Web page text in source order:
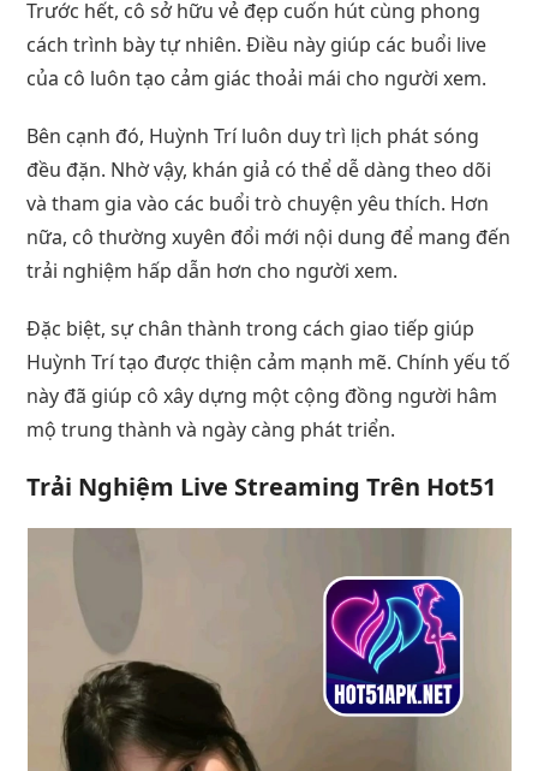
Trước hết, cô sở hữu vẻ đẹp cuốn hút cùng phong
cách trình bày tự nhiên. Điều này giúp các buổi live
của cô luôn tạo cảm giác thoải mái cho người xem.
Bên cạnh đó, Huỳnh Trí luôn duy trì lịch phát sóng
đều đặn. Nhờ vậy, khán giả có thể dễ dàng theo dõi
và tham gia vào các buổi trò chuyện yêu thích. Hơn
nữa, cô thường xuyên đổi mới nội dung để mang đến
trải nghiệm hấp dẫn hơn cho người xem.
Đặc biệt, sự chân thành trong cách giao tiếp giúp
Huỳnh Trí tạo được thiện cảm mạnh mẽ. Chính yếu tố
này đã giúp cô xây dựng một cộng đồng người hâm
mộ trung thành và ngày càng phát triển.
Trải Nghiệm Live Streaming Trên Hot51